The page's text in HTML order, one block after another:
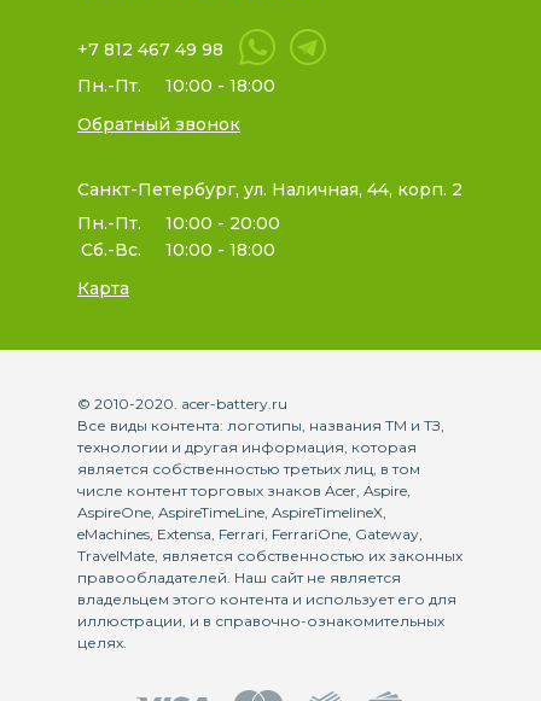
+7 812 467 49 98
Пн.-Пт.
10:00 - 18:00
Обратный звонок
Санкт-Петербург, ул. Наличная, 44, корп. 2
Пн.-Пт.
10:00 - 20:00
Сб.-Вс.
10:00 - 18:00
Карта
© 2010-2020. acer-battery.ru
Все виды контента: логотипы, названия ТМ и ТЗ,
технологии и другая информация, которая
является собственностью третьих лиц, в том
числе контент торговых знаков Acer, Aspire,
AspireOne, AspireTimeLine, AspireTimelineX,
eMachines, Extensa, Ferrari, FerrariOne, Gateway,
TravelMate, является собственностью их законных
правообладателей. Наш сайт не является
владельцем этого контента и использует его для
иллюстрации, и в справочно-ознакомительных
целях.